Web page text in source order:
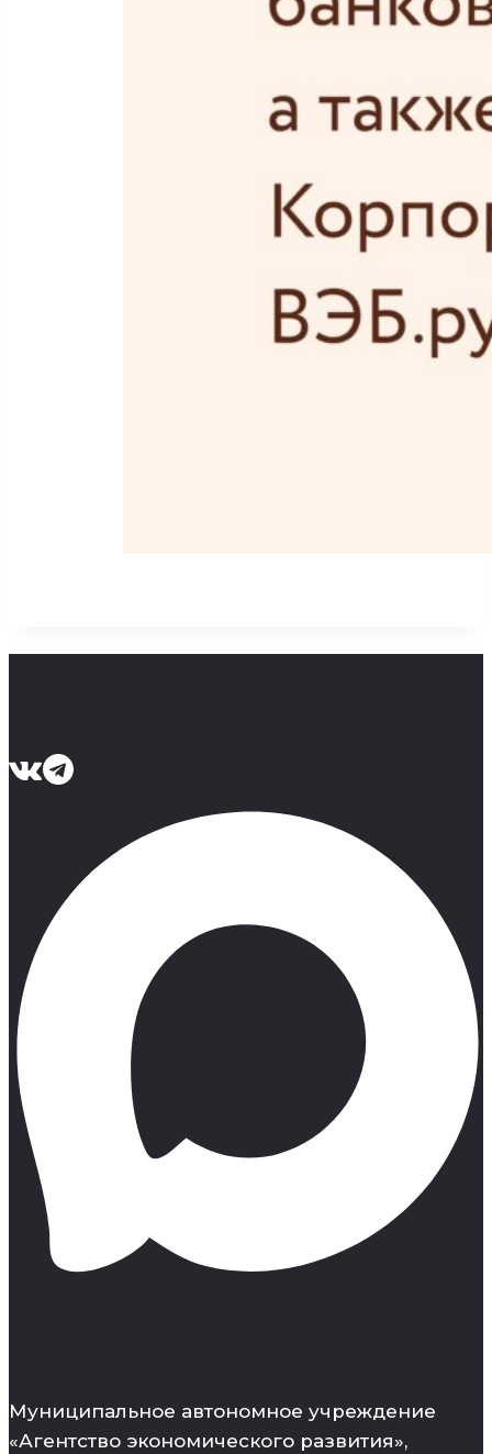
Муниципальное автономное учреждение
«Агентство экономического развития»,